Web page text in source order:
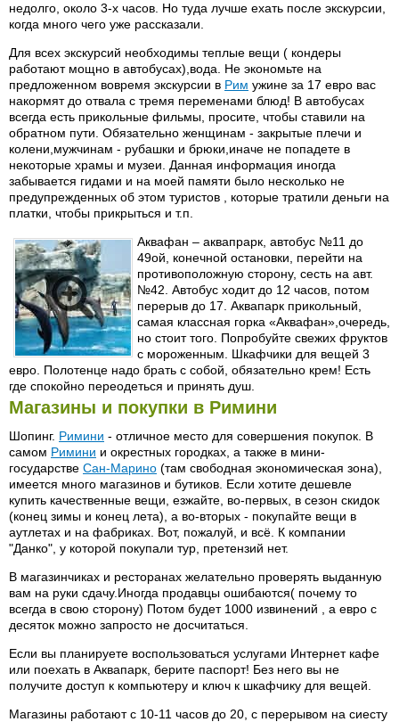
недолго, около 3-х часов. Но туда лучше ехать после экскурсии,
когда много чего уже рассказали.
Для всех экскурсий необходимы теплые вещи ( кондеры
работают мощно в автобусах),вода. Не экономьте на
предложенном вовремя экскурсии в Рим ужине за 17 евро вас
накормят до отвала с тремя переменами блюд! В автобусах
всегда есть прикольные фильмы, просите, чтобы ставили на
обратном пути. Обязательно женщинам - закрытые плечи и
колени,мужчинам - рубашки и брюки,иначе не попадете в
некоторые храмы и музеи. Данная информация иногда
забывается гидами и на моей памяти было несколько не
предупрежденных об этом туристов , которые тратили деньги на
платки, чтобы прикрыться и т.п.
Аквафан – аквапрарк, автобус №11 до
49ой, конечной остановки, перейти на
противоположную сторону, сесть на авт.
№42. Автобус ходит до 12 часов, потом
перерыв до 17. Аквапарк прикольный,
самая классная горка «Аквафан»,очередь,
но стоит того. Попробуйте свежих фруктов
с мороженным. Шкафчики для вещей 3
евро. Полотенце надо брать с собой, обязательно крем! Есть
где спокойно переодеться и принять душ.
Магазины и покупки в Римини
Шопинг. Римини - отличное место для совершения покупок. В
самом Римини и окрестных городках, а также в мини-
государстве Сан-Марино (там свободная экономическая зона),
имеется много магазинов и бутиков. Если хотите дешевле
купить качественные вещи, езжайте, во-первых, в сезон скидок
(конец зимы и конец лета), а во-вторых - покупайте вещи в
аутлетах и на фабриках. Вот, пожалуй, и всё. К компании
"Данко", у которой покупали тур, претензий нет.
В магазинчиках и ресторанах желательно проверять выданную
вам на руки сдачу.Иногда продавцы ошибаются( почему то
всегда в свою сторону) Потом будет 1000 извинений , а евро с
десяток можно запросто не досчитаться.
Если вы планируете воспользоваться услугами Интернет кафе
или поехать в Аквапарк, берите паспорт! Без него вы не
получите доступ к компьютеру и ключ к шкафчику для вещей.
Магазины работают с 10-11 часов до 20, с перерывом на сиесту